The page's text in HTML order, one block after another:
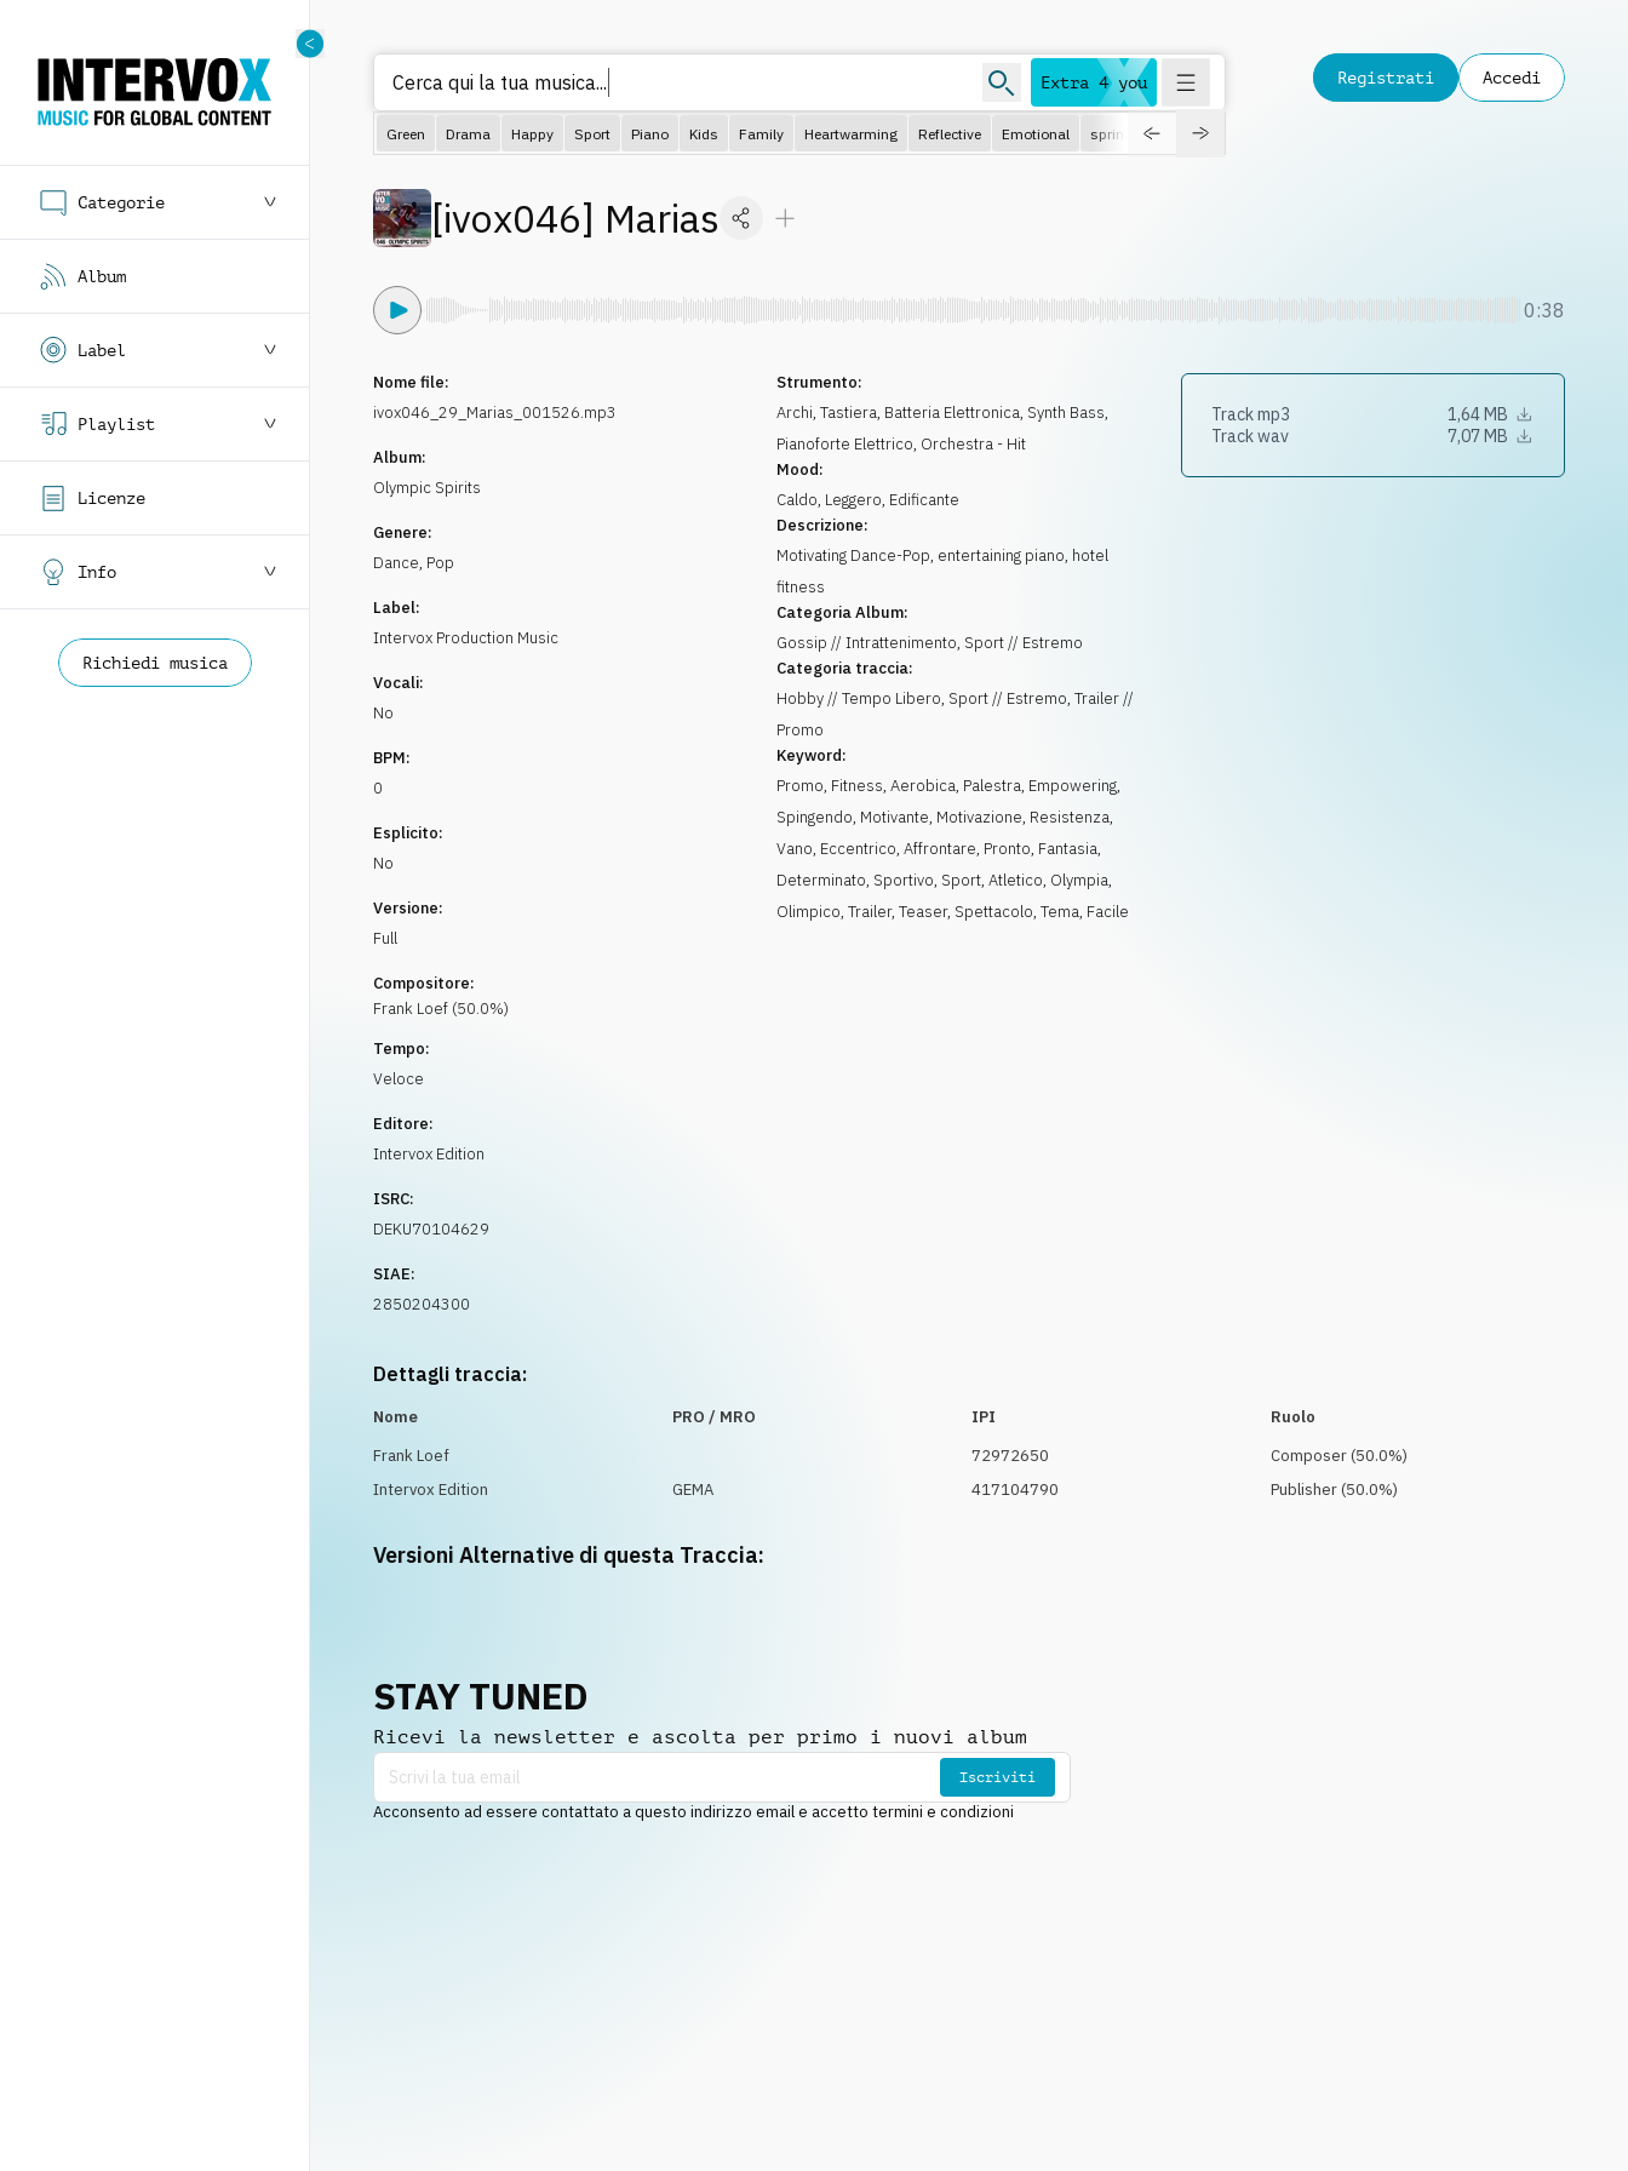
Categorie
Album
Label
Playlist
Licenze
Info
Richiedi musica
Extra 4 you
Cerca qui la tua musica..
Green Drama Happy Sport Piano Kids Family Heartwarming Reflective Emotional spring
Registrati Accedi
[ivox046] Marias
0:38
Nome file:
ivox046_29_Marias_001526.mp3
Album:
Olympic Spirits
Genere:
Dance, Pop
Label:
Intervox Production Music
Vocali:
No
BPM:
0
Esplicito:
No
Versione:
Full
Compositore:
Frank Loef (50.0%)
Tempo:
Veloce
Editore:
Intervox Edition
ISRC:
DEKU70104629
SIAE:
2850204300
Strumento:
Archi,Tastiera, Batteria Elettronica, Synth Bass,
Pianoforte Elettrico, Orchestra - Hit
Mood:
Caldo, Leggero, Edificante
Descrizione:
Motivating Dance-Pop, entertaining piano, hotel
fitness
Categoria Album:
Gossip // Intrattenimento, Sport // Estremo
Categoria traccia:
Hobby // Tempo Libero, Sport // Estremo, Trailer //
Promo
Keyword:
Promo, Fitness,Aerobica, Palestra, Empowering,
Spingendo, Motivante, Motivazione, Resistenza,
Vano, Eccentrico,Affrontare, Pronto, Fantasia,
Determinato, Sportivo, Sport,Atletico, Olympia,
Olimpico,Trailer,Teaser, Spettacolo,Tema, Facile
Track mp3
1,64 MB
Track wav
7,07 MB
Dettagli traccia:
Nome PRO / MRO IPI
Ruolo
Frank Loef
72972650 Composer(50.0%)
Intervox Edition
GEMA 417104790 Publisher(50.0%)
Versioni Alternative di questa Traccia:
STAY TUNED
Ricevi la newsletter e ascolta per primo i nuovi album
Iscriviti
Acconsento ad essere contattato a questo indirizzo email e accetto termini e condizioni